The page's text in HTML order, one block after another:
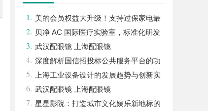
1. 美的会员权益大升级！支持过保家电最
高3000元免费维修
2. 贝净 AC 国际医疗实验室，标准化研发
体系全解析
3. 武汉配眼镜 上海配眼镜
4. 深度解析国信招投标公共服务平台的功
能与优势
5.
上海工业设备设计的发展趋势与创新实
践探索
6. 武汉配眼镜 上海配眼镜
7. 星星影院：打造城市文化娱乐新地标的